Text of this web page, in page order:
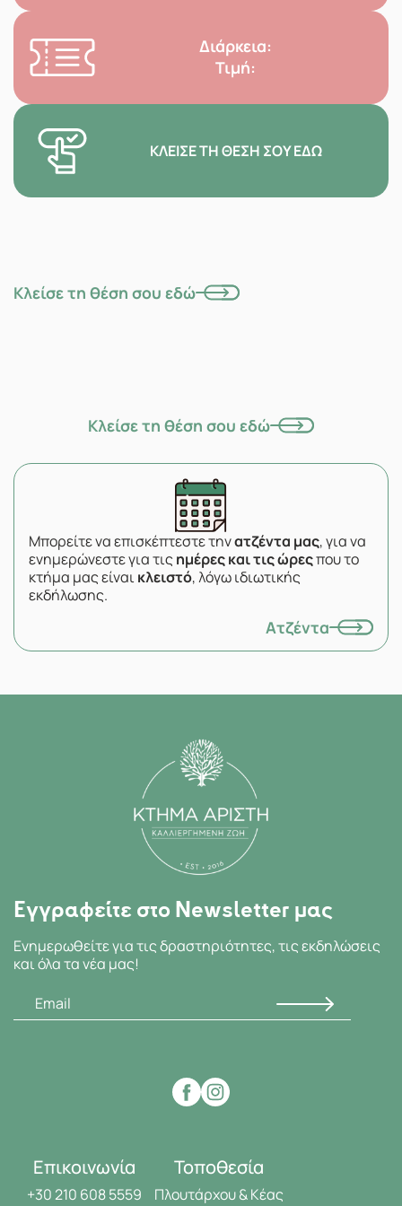
Διάρκεια:
Τιμή:
ΚΛΕΊΣΕ ΤΗ ΘΈΣΗ ΣΟΥ ΕΔΏ
Κλείσε τη θέση σου εδώ
Κλείσε τη θέση σου εδώ
Μπορείτε να επισκέπτεστε τηνατζέντα μας, για να
ενημερώνεστε για τιςημέρες και τις ώρεςπου το
κτήμα μας είναικλειστό, λόγω ιδιωτικής
εκδήλωσης.
Ατζέντα
Εγγραφείτε στο Newsletter μας
Ενημερωθείτε για τις δραστηριότητες, τις εκδηλώσεις
και όλα τα νέα μας!
Επικοινωνία
+30 210 608 5559
Τοποθεσία
Πλουτάρχου & Κέας